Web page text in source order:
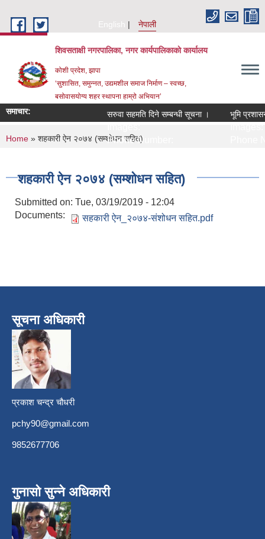
English
नेपाली
शिवसताक्षी नगरपालिका, नगर कार्यपालिकाकाे कार्यालय
कोशी प्रदेश, झापा
‘सुशासित, समुन्‍नत, उद्यमशील समाज निर्माण – स्वच्छ,
बसोवासयोग्य शहर स्थापना हाम्रो अभियान’
समाचार: सरुवा सहमति दिने सम्बन्धी सूचना ।
Phone Number:
भूमि
You are here
Home » शहकारी ऐन २०७४ (सम्शोधन सहित)
शहकारी ऐन २०७४ (सम्शोधन सहित)
Submitted on: Tue, 03/19/2019 - 12:04
Documents:
सहकारी ऐन_२०७४-संशोधन सहित.pdf
सूचना अधिकारी
प्रकाश चन्द्र चौधरी
pchy90@gmail.com
9852677706
गुनासो सुन्ने अधिकारी